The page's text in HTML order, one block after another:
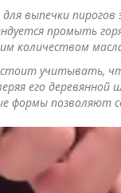
выпечки
промыть
количеством
учитывать,
его
формы